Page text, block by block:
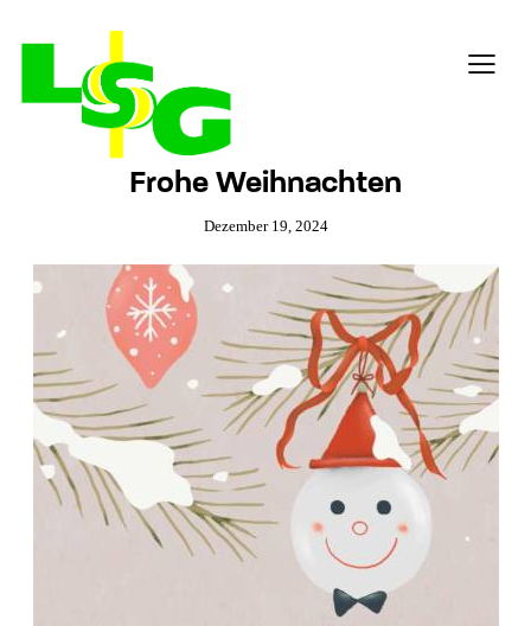
Frohe Weihnachten
Dezember 19, 2024